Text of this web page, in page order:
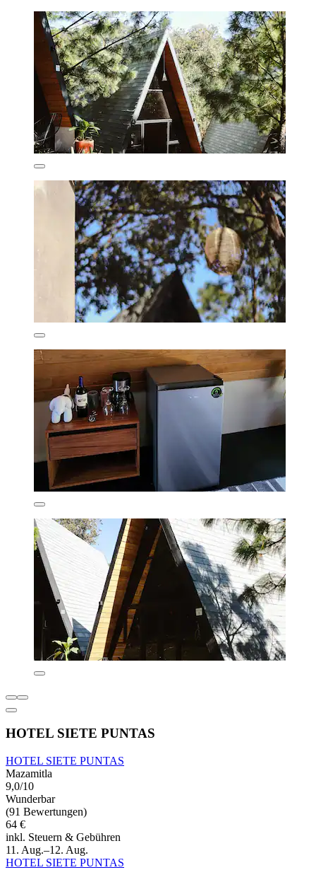
HOTEL SIETE PUNTAS
HOTEL SIETE PUNTAS
Mazamitla
9,0/10
Wunderbar
(91 Bewertungen)
64 €
inkl. Steuern & Gebühren
11. Aug.–12. Aug.
HOTEL SIETE PUNTAS